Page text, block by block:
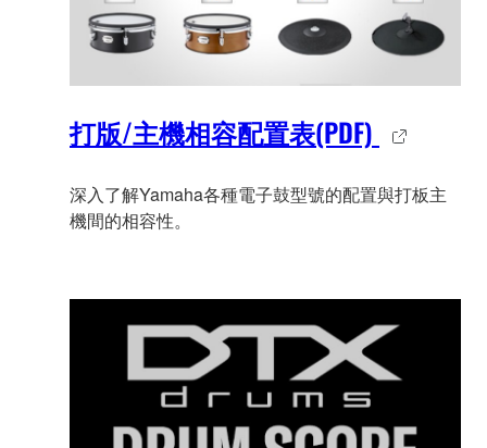
打版/主機相容配置表(PDF)
深入了解Yamaha各種電子鼓型號的配置與打板主
機間的相容性。